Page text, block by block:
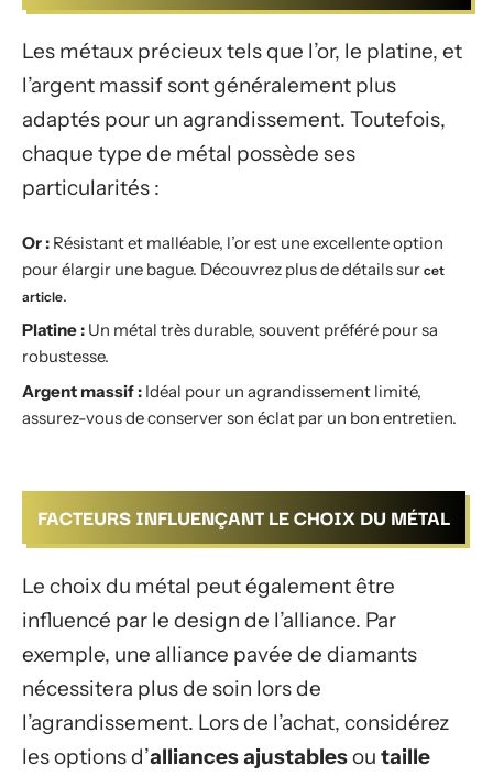
Les métaux précieux tels que l’or, le platine, et
l’argent massif sont généralement plus
adaptés pour un agrandissement. Toutefois,
chaque type de métal possède ses
particularités :
Or : Résistant et malléable, l’or est une excellente option
pour élargir une bague. Découvrez plus de détails sur cet
article.
Platine : Un métal très durable, souvent préféré pour sa
robustesse.
Argent massif : Idéal pour un agrandissement limité,
assurez-vous de conserver son éclat par un bon entretien.
FACTEURS INFLUENÇANT LE CHOIX DU MÉTAL
Le choix du métal peut également être
influencé par le design de l’alliance. Par
exemple, une alliance pavée de diamants
nécessitera plus de soin lors de
l’agrandissement. Lors de l’achat, considérez
les options d’alliances ajustablesou taille